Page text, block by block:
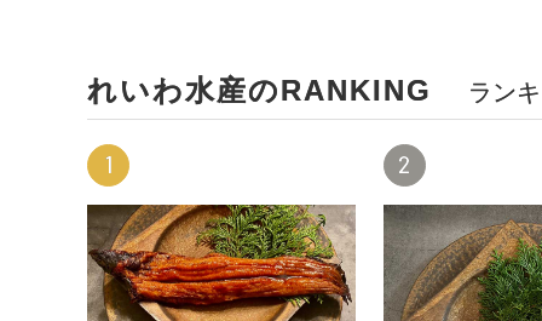
れいわ水産のRANKING ラン
1 2